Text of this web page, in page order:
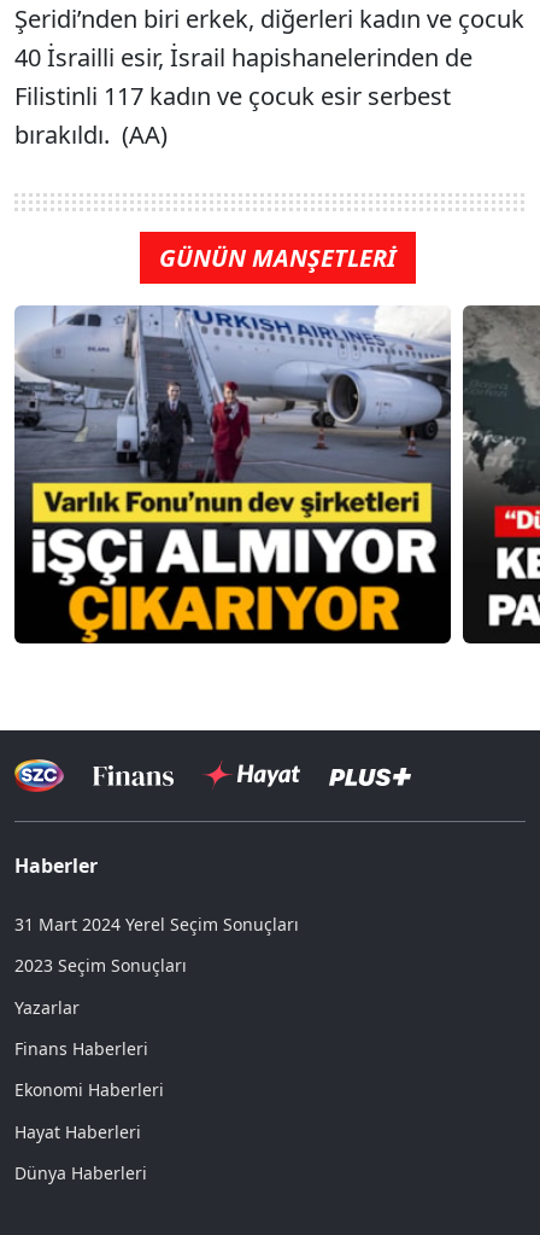
Şeridi’nden biri erkek, diğerleri kadın ve çocuk
40 İsrailli esir, İsrail hapishanelerinden de
Filistinli 117 kadın ve çocuk esir serbest
bırakıldı. (AA)
GÜNÜN MANŞETLERİ
Haberler
31 Mart 2024 Yerel Seçim Sonuçları
2023 Seçim Sonuçları
Yazarlar
Finans Haberleri
Ekonomi Haberleri
Hayat Haberleri
Dünya Haberleri